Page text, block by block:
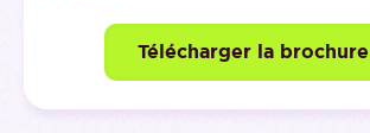
Télécharger la brochure